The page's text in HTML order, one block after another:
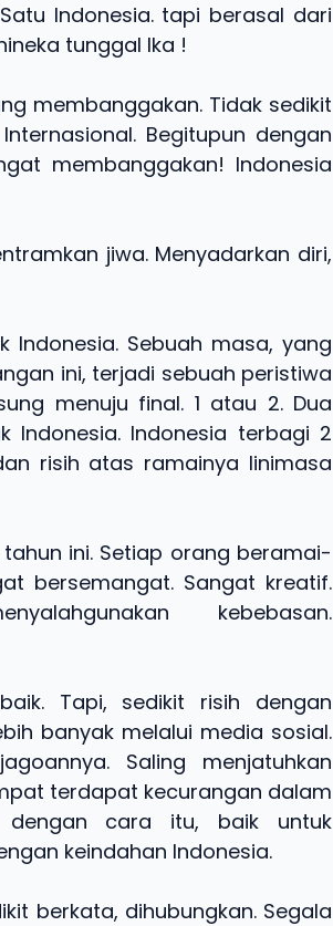
Indonesia. tapi berasal dari
tunggal Ika !
membanggakan. Tidak sedikit
Begitupun dengan
membanggakan! Indonesia
jiwa. Menyadarkan diri,
Indonesia. Sebuah masa, yang
ini, terjadi sebuah peristiwa
menuju final. 1 atau 2. Dua
Indonesia. Indonesia terbagi 2
risih atas ramainya linimasa
ini. Setiap orang beramai-
bersemangat. Sangat kreatif.
kebebasan.
Tapi, sedikit risih dengan
banyak melalui media sosial.
Saling menjatuhkan
terdapat kecurangan dalam
dengan cara itu, baik untuk
keindahan Indonesia.
berkata, dihubungkan. Segala